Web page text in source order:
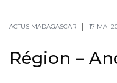
ACTUS MADAGASCAR 17 MAI
Région –